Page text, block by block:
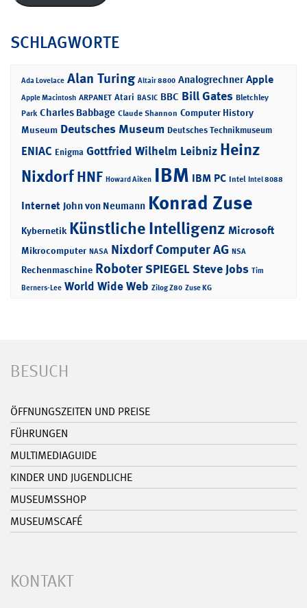
SCHLAGWORTE
Ada Lovelace Alan Turing Altair 8800 Analogrechner Apple
Apple Macintosh ARPANET Atari BASIC BBC Bill Gates Bletchley
Park Charles Babbage Claude Shannon Computer History
Museum Deutsches Museum Deutsches Technikmuseum
ENIAC Enigma Gottfried Wilhelm Leibniz Heinz
NixdorfHNF Howard Aiken IBM IBM PC Intel Intel 8088
Internet John von Neumann Konrad Zuse
Kybernetik Künstliche Intelligenz Microsoft
Mikrocomputer NASA Nixdorf Computer AG NSA
Rechenmaschine RoboterSPIEGELSteve Jobs Tim
Berners-Lee World Wide Web Zilog Z80 Zuse KG
BESUCH
ÖFFNUNGSZEITEN UND PREISE
FÜHRUNGEN
MULTIMEDIAGUIDE
KINDER UND JUGENDLICHE
MUSEUMSSHOP
MUSEUMSCAFÉ
KONTAKT